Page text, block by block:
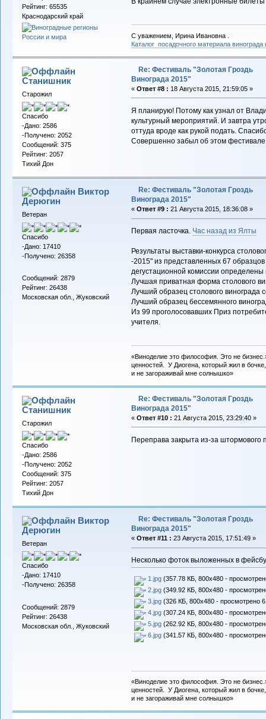
Рейтинг: 65535
Краснодарский край
С уважением, Ирина Ивановна .
Каталог посадочного материала
Станишник
Старожил
Спасибо
-Дано: 2586
-Получено: 2052
Сообщений: 375
Рейтинг: 2057
Тихий Дон
Re: Фестиваль "Золотая Гроздь
Винограда 2015"
« Ответ #8 : 18 Августа 2015, 21:59:05 »
Я планирую! Потому как узнал от
культурный мероприятий. И завтра
оттуда вроде как рукой подать.
Совершенно забыл об этом
Виктор
Дерюгин
Ветеран
Спасибо
-Дано: 17410
-Получено: 26358
Сообщений: 2879
Рейтинг: 26438
Московская обл., Жуковский
Re: Фестиваль "Золотая Гроздь
Винограда 2015"
« Ответ #9 : 21 Августа 2015, 18:36:08 »
Первая ласточка. Час назад из Ялты
Результаты выставки-конкурса
-2015" из представленных 67
дегустационной комиссии
Лучшая приватная форма столового
Лучший образец столового винограда
Лучший образец бессемянного
Из 99 проголосовавших Приз
учителя.
«Виноделие это философия. Это не
ценностей. У Диогена, который жил в
и не загораживай мне солнышко»
Станишник
Старожил
Спасибо
-Дано: 2586
-Получено: 2052
Сообщений: 375
Рейтинг: 2057
Тихий Дон
Re: Фестиваль "Золотая Гроздь
Винограда 2015"
« Ответ #10 : 21 Августа 2015, 23:29:40 »
Переправа закрыта из-за
Виктор
Дерюгин
Ветеран
Спасибо
-Дано: 17410
-Получено: 26358
Сообщений: 2879
Рейтинг: 26438
Московская обл., Жуковский
Re: Фестиваль "Золотая Гроздь
Винограда 2015"
« Ответ #11 : 23 Августа 2015, 17:51:49 »
Несколько фоток выложенных в
1.jpg(357.78 КБ, 800x480 -
2.jpg(349.92 КБ, 800x480 -
3.jpg(326 КБ, 800x480 - просмотрено
4.jpg(307.24 КБ, 800x480 -
5.jpg(262.92 КБ, 800x480 -
6.jpg(341.57 КБ, 800x480 -
«Виноделие это философия. Это не
ценностей. У Диогена, который жил в
и не загораживай мне солнышко»